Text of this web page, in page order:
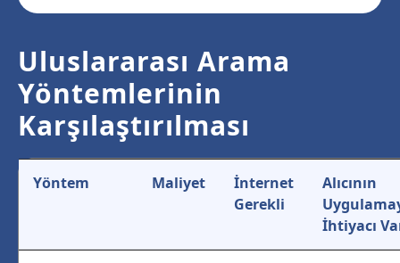
Uluslararası Arama
Yöntemlerinin
Karşılaştırılması
Yöntem Maliyet
İnternet
Gerekli
Alıcının
İhtiyacı